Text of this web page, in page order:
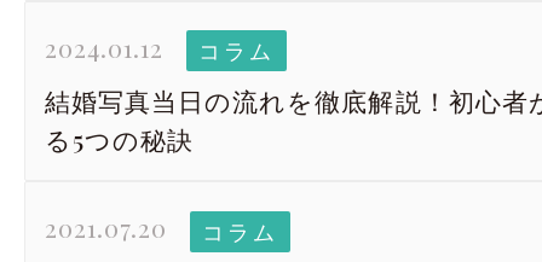
2024.01.12 コラム
結婚写真当日の流れを徹底解説！初心者
る5つの秘訣
2021.07.20 コラム